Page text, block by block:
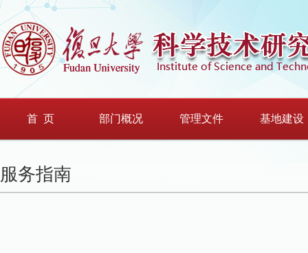
首 页 部门概况 管理文件 基地建设
服务指南